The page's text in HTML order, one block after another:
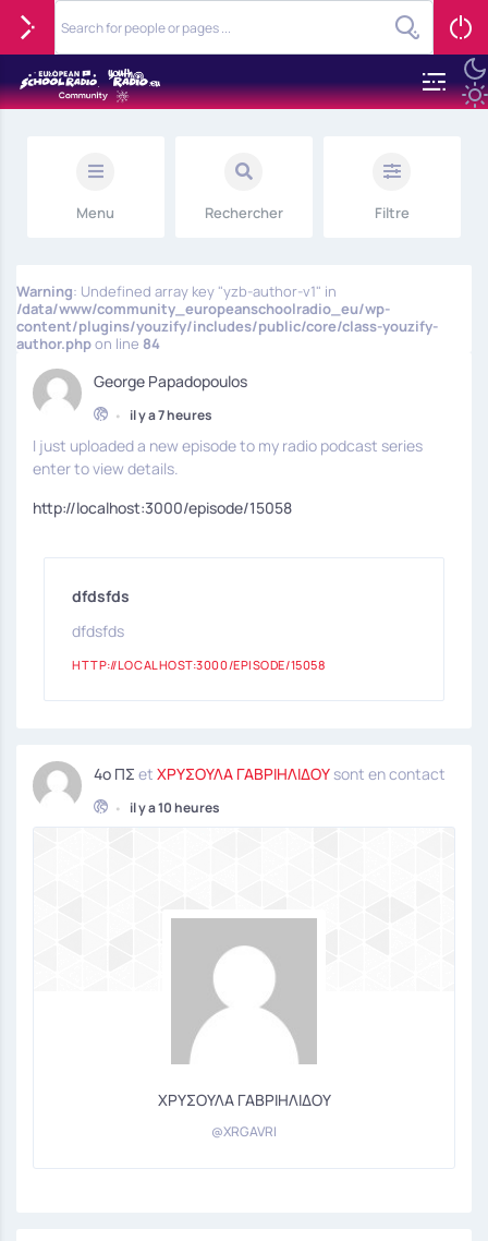
Menu Rechercher Filtre
Warning: Undefined array key "yzb-author-v1" in
/data/www/community_europeanschoolradio_eu/wp-
content/plugins/youzify/includes/public/core/class-youzify-
author.phpon line 84
George Papadopoulos
• il y a 7 heures
I just uploaded a new episode to my radio podcast series
enter to view details.
http://localhost:3000/episode/15058
dfdsfds
dfdsfds
HTTP://LOCALHOST:3000/EPISODE/15058
4ο ΠΣ et ΧΡΥΣΟΥΛΑ ΓΑΒΡΙΗΛΙΔΟΥsont en contact
• il y a 10 heures
ΧΡΥΣΟΥΛΑ ΓΑΒΡΙΗΛΙΔΟΥ
@XRGAVRI